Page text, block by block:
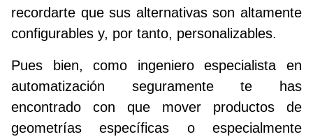
recordarte que sus alternativas son altamente
configurables y, por tanto, personalizables.
Pues bien, como ingeniero especialista en
automatización seguramente te has
encontrado con que mover productos de
geometrías específicas o especialmente